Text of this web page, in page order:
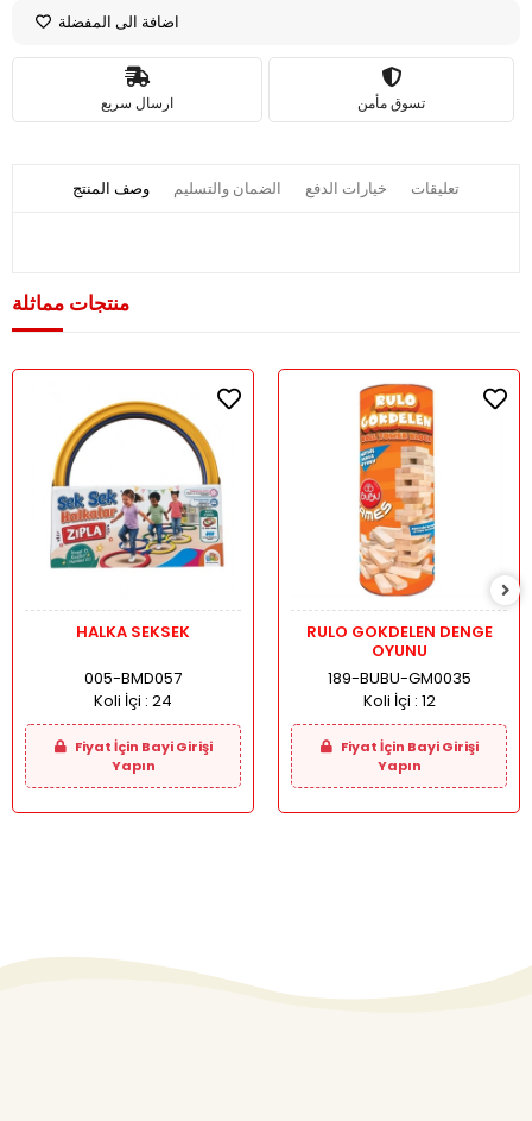
اضافة الى المفضلة
ارسال سريع تسوق مأمن
وصف المنتج الضمان والتسليم خيارات الدفع تعليقات
منتجات مماثلة
HALKA SEKSEK
005-BMD057
Koli İçi : 24
Fiyat İçin Bayi Girişi
Yapın
RULO GOKDELEN DENGE
OYUNU
189-BUBU-GM0035
Koli İçi : 12
Fiyat İçin Bayi Girişi
Yapın